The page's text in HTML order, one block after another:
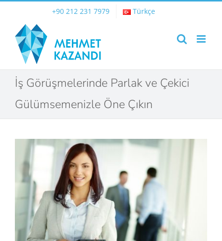
content
+90 212 231 7979 Türkçe
İş Görüşmelerinde Parlak ve Çekici
Gülümsemenizle Öne Çıkın